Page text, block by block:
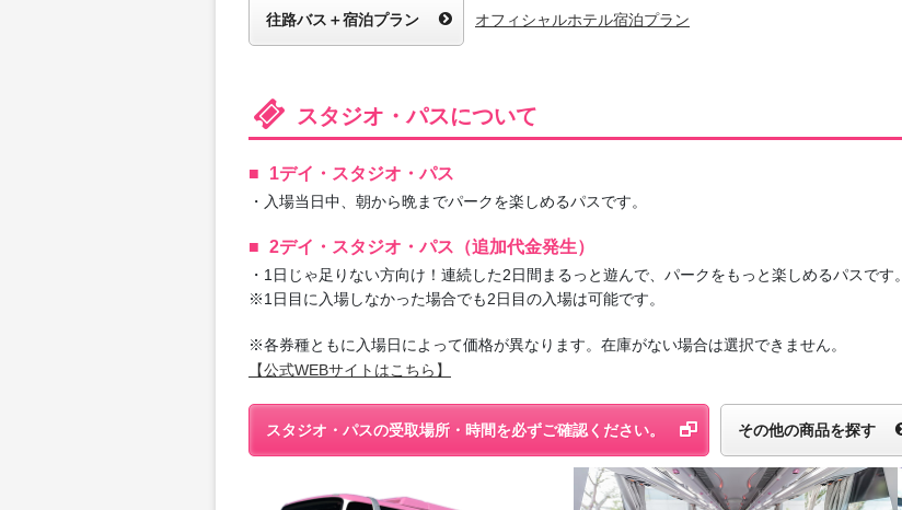
往路バス＋宿泊プラン オフィシャルホテル宿泊プラン
スタジオ・パスについて
1デイ・スタジオ・パス
・入場当日中、朝から晩までパークを楽しめるパスです。
2デイ・スタジオ・パス（追加代金発生）
・1日じゃ足りない方向け！連続した2日間まるっと遊んで、パークをもっと楽しめるパスです。
※1日目に入場しなかった場合でも2日目の入場は可能です。
※各券種ともに入場日によって価格が異なります。在庫がない場合は選択できません。
【公式WEBサイトはこちら】
スタジオ・パスの受取場所・時間を必ずご確認ください。 その他の商品を探す